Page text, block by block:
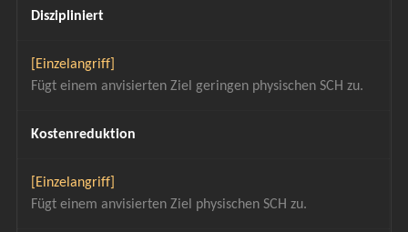
Diszipliniert
[Einzelangriff]
Fügt einem anvisierten Ziel geringen physischen SCH zu.
Kostenreduktion
[Einzelangriff]
Fügt einem anvisierten Ziel physischen SCH zu.